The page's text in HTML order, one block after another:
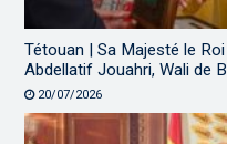
Tétouan | Sa Majesté le
Abdellatif Jouahri, Wali de
20/07/2026